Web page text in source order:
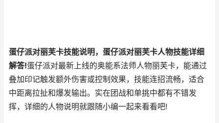
蛋仔派对丽芙卡技能说明，蛋仔派对丽芙卡人物技能详细
解答!蛋仔派对最新上线的奥能系法师人物丽芙卡，能通过
叠加印记触发额外伤害或控制效果，技能连招流畅，适合
中距离拉扯和爆发输出。实在团战和单挑中都有不错发
挥，详细的人物说明就跟随小编一起来看看吧!